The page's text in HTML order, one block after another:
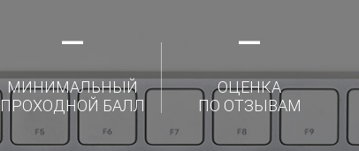
—
МИНИМАЛЬНЫЙ
ПРОХОДНОЙ БАЛЛ
—
ОЦЕНКА
ПО ОТЗЫВАМ